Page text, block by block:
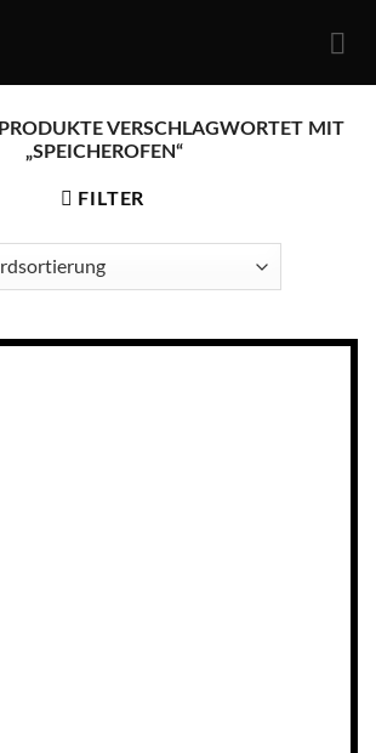
PRODUKTE VERSCHLAGWORTET MIT
„SPEICHEROFEN“
FILTER